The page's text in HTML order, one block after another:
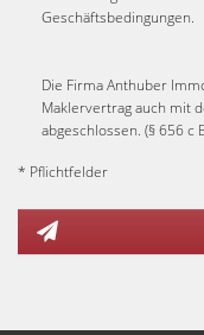
Geschäftsbedingungen.
Die Firma Anthuber
Maklervertrag auch mit
abgeschlossen. (§ 656 c
* Pflichtfelder